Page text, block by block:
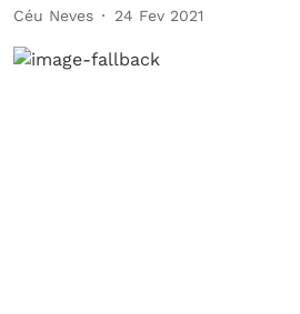
Céu Neves 24 Fev 2021